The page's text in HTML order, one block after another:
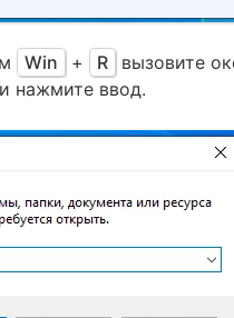
Win + R
вызовите
и нажмите ввод.